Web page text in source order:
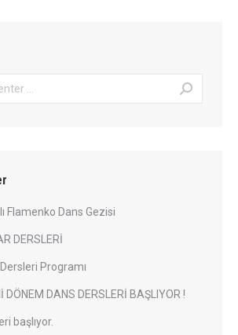
Flamenko Dans Gezisi
DERSLERİ
Programı
DANS DERSLERİ BAŞLIYOR !
başlıyor.